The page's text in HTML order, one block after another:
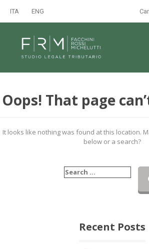
ITA ENG
Oops! That page
It looks like nothing was found at this location.
below or a search?
Recent Posts